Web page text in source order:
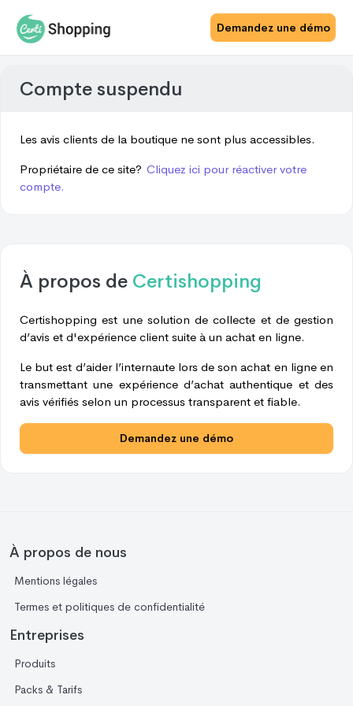
Demandez une démo
Compte suspendu
Les avis clients de la boutique ne sont plus accessibles.
Propriétaire de ce site? Cliquez ici pour réactiver votre
compte.
À propos de Certishopping
Certishopping est une solution de collecte et de gestion
d’avis et d'expérience client suite à un achat en ligne.
Le but est d’aider l’internaute lors de son achat en ligne en
transmettant une expérience d’achat authentique et des
avis vérifiés selon un processus transparent et fiable.
Demandez une démo
À propos de nous
Mentions légales
Termes et politiques de confidentialité
Entreprises
Produits
Packs & Tarifs